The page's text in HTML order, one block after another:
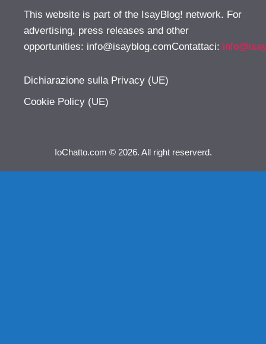
This website is part of the IsayBlog! network. For
advertising, press releases and other
opportunities: info@isayblog.comContattaci:
Dichiarazione sulla Privacy (UE)
Cookie Policy (UE)
IoChatto.com © 2026. All right reserverd.